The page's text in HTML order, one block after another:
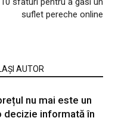
suflet pereche online
AUTOR
nu mai este un
decizie informată în